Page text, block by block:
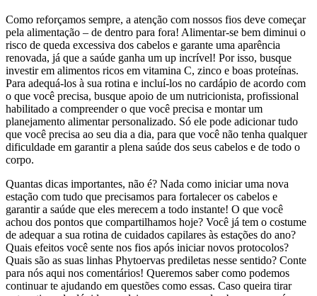
Como reforçamos sempre, a atenção com nossos fios deve começar
pela alimentação – de dentro para fora! Alimentar-se bem diminui o
risco de queda excessiva dos cabelos e garante uma aparência
renovada, já que a saúde ganha um up incrível! Por isso, busque
investir em alimentos ricos em vitamina C, zinco e boas proteínas.
Para adequá-los à sua rotina e incluí-los no cardápio de acordo com
o que você precisa, busque apoio de um nutricionista, profissional
habilitado a compreender o que você precisa e montar um
planejamento alimentar personalizado. Só ele pode adicionar tudo
que você precisa ao seu dia a dia, para que você não tenha qualquer
dificuldade em garantir a plena saúde dos seus cabelos e de todo o
corpo.
Quantas dicas importantes, não é? Nada como iniciar uma nova
estação com tudo que precisamos para fortalecer os cabelos e
garantir a saúde que eles merecem a todo instante! O que você
achou dos pontos que compartilhamos hoje? Você já tem o costume
de adequar a sua rotina de cuidados capilares às estações do ano?
Quais efeitos você sente nos fios após iniciar novos protocolos?
Quais são as suas linhas Phytoervas prediletas nesse sentido? Conte
para nós aqui nos comentários! Queremos saber como podemos
continuar te ajudando em questões como essas. Caso queira tirar